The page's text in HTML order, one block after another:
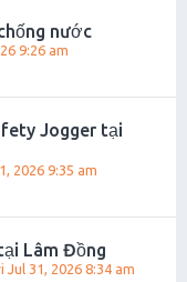
nước
9:26 am
Jogger tại
2026 9:35 am
Lâm Đồng
Jul 31, 2026 8:34 am